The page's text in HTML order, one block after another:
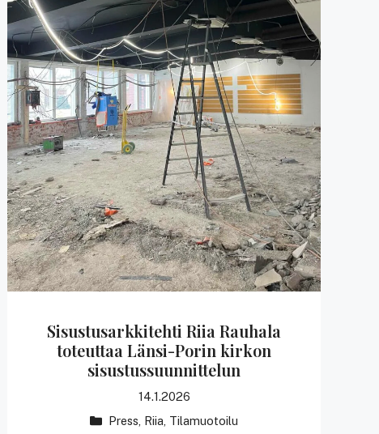
Sisustusarkkitehti Riia Rauhala
toteuttaa Länsi-Porin kirkon
sisustussuunnittelun
14.1.2026
Kategoriat
Press Riia Tilamuotoilu